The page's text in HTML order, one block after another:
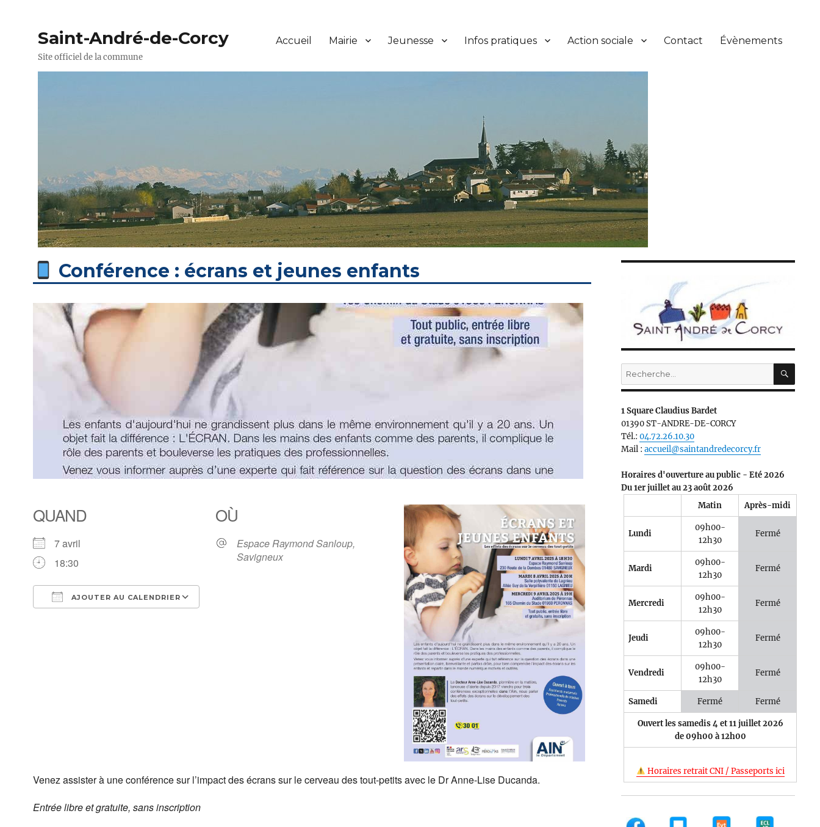
Saint-André-de-Corcy
Site officiel de la commune
Accueil Mairie Jeunesse Infos pratiques Action sociale Contact Évènements
Conférence : écrans et jeunes enfants
QUAND
7 avril
18:30
AJOUTER AU CALENDRIER
Office 365 Outlook Live
OÙ
Espace Raymond Sanloup,
Savigneux
Venez assister à une conférence sur l’impact des écrans sur le cerveau des tout-petits avec le Dr Anne-Lise Ducanda.
Entrée libre et gratuite, sans inscription
Recherche
pour :
1 Square Claudius Bardet
01390 ST-ANDRE-DE-CORCY
Tél.:04.72.26.10.30
Mail :accueil@saintandredecorcy.fr
Horaires d'ouverture au public - Eté 2026
Du 1er juillet au 23 août 2026
Matin
Après-midi
Lundi
09h00-
12h30
Fermé
Mardi
09h00-
12h30
Fermé
Mercredi
09h00-
12h30
Fermé
Jeudi
09h00-
12h30
Fermé
Vendredi
09h00-
12h30
Fermé
Samedi Fermé Fermé
Ouvert les samedis 4 et 11 juillet 2026
de 09h00 à 12h00
Horaires retrait CNI / Passeports ici